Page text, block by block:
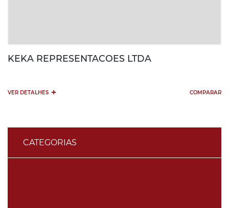
CATEGORIAS
KEKA REPRESENTACOES LTDA
VER DETALHES + COMPARAR